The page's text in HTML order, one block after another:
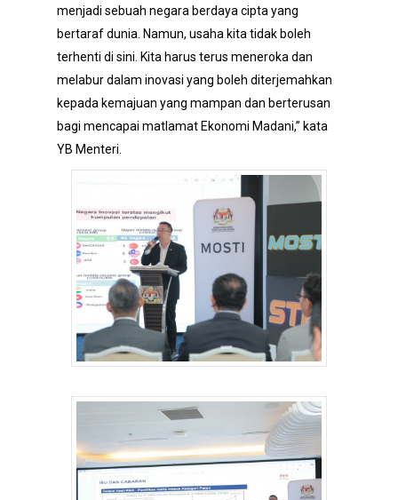
menjadi sebuah negara berdaya cipta yang
bertaraf dunia. Namun, usaha kita tidak boleh
terhenti di sini. Kita harus terus meneroka dan
melabur dalam inovasi yang boleh diterjemahkan
kepada kemajuan yang mampan dan berterusan
bagi mencapai matlamat Ekonomi Madani,” kata
YB Menteri.